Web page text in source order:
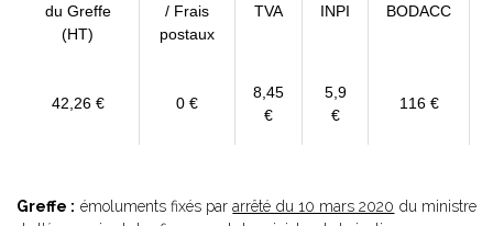
du Greffe
(HT)
/ Frais
postaux
TVA INPI BODACC
42,26 € 0 €
8,45
€
5,9
€
116 €
Greffe : émoluments fixés pararrêté du 10 mars 2020 du ministre